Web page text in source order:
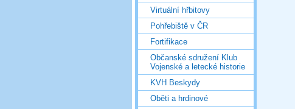
Virtuální hřbitovy
Pohřebiště v ČR
Fortifikace
Občanské sdružení Klub
Vojenské a letecké historie
KVH Beskydy
Oběti a hrdinové